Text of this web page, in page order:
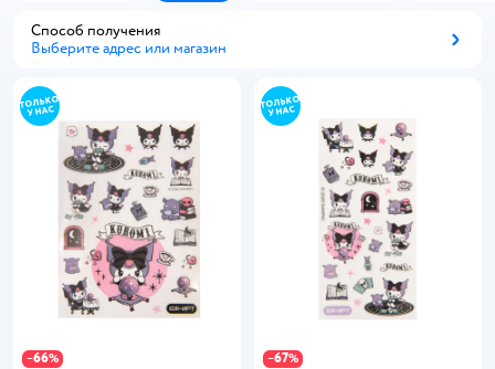
Способ получения
Выберите адрес или магазин
−66% −67%